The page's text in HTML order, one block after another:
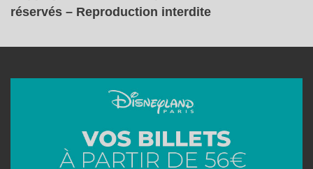
réservés – Reproduction interdite